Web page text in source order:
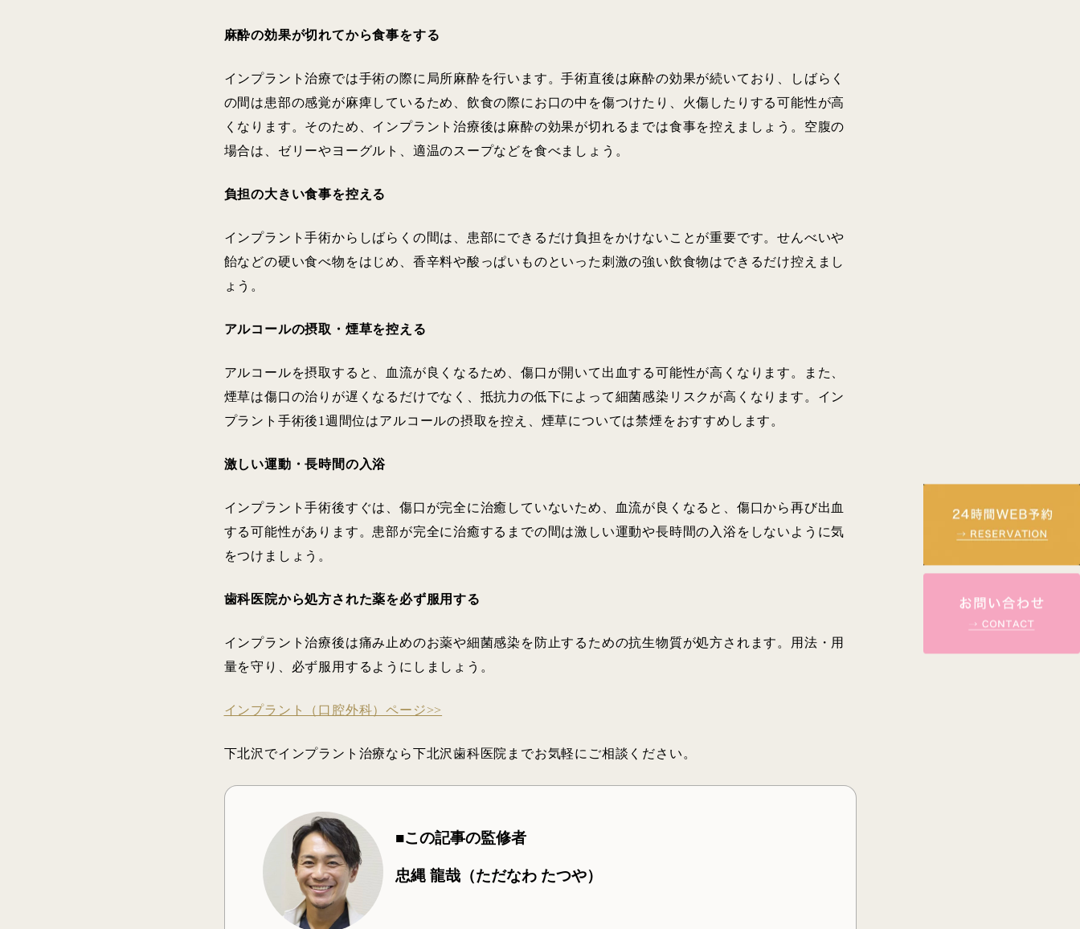
麻酔の効果が切れてから食事をする
インプラント治療では手術の際に局所麻酔を行います。手術直後は麻酔の効果が続いており、しばらく
の間は患部の感覚が麻痺しているため、飲食の際にお口の中を傷つけたり、火傷したりする可能性が高
くなります。そのため、インプラント治療後は麻酔の効果が切れるまでは食事を控えましょう。空腹の
場合は、ゼリーやヨーグルト、適温のスープなどを食べましょう。
負担の大きい食事を控える
インプラント手術からしばらくの間は、患部にできるだけ負担をかけないことが重要です。せんべいや
飴などの硬い食べ物をはじめ、香辛料や酸っぱいものといった刺激の強い飲食物はできるだけ控えまし
ょう。
アルコールの摂取・煙草を控える
アルコールを摂取すると、血流が良くなるため、傷口が開いて出血する可能性が高くなります。また、
煙草は傷口の治りが遅くなるだけでなく、抵抗力の低下によって細菌感染リスクが高くなります。イン
プラント手術後1週間位はアルコールの摂取を控え、煙草については禁煙をおすすめします。
激しい運動・長時間の入浴
インプラント手術後すぐは、傷口が完全に治癒していないため、血流が良くなると、傷口から再び出血
する可能性があります。患部が完全に治癒するまでの間は激しい運動や長時間の入浴をしないように気
をつけましょう。
歯科医院から処方された薬を必ず服用する
インプラント治療後は痛み止めのお薬や細菌感染を防止するための抗生物質が処方されます。用法・用
量を守り、必ず服用するようにしましょう。
インプラント（口腔外科）ページ>>
下北沢でインプラント治療なら下北沢歯科医院までお気軽にご相談ください。
■この記事の監修者
忠縄 龍哉（ただなわ たつや）